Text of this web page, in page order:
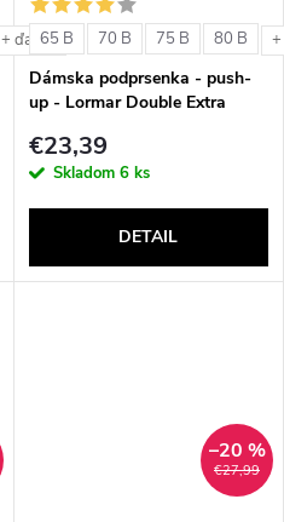
+ ďalšie65 B 70 B 75 B 80 B
Dámska podprsenka - push-
up - Lormar Double Extra
€23,39
Skladom 6 ks
DETAIL
€27,99
–20 %